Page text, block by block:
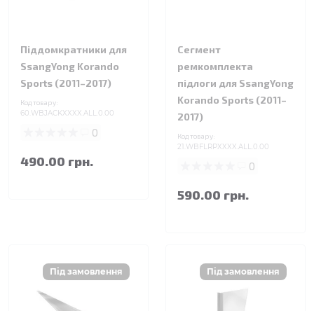
Піддомкратники для
SsangYong Korando
Sports (2011–2017)
Код товару:
60.WBJACKXXXX.ALL.0.00
0
490.00 грн.
Сегмент
ремкомплекта
підлоги для SsangYong
Korando Sports (2011–
2017)
Код товару:
21.WBFLRPXXXX.ALL.0.00
0
590.00 грн.